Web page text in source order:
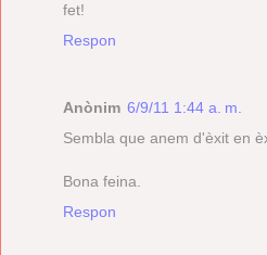
fet!
Respon
Anònim 6/9/11 1:44 a. m.
Sembla que anem d'èxit en
Bona feina.
Respon